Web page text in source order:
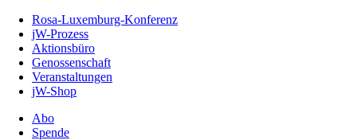
Inhalt
Seite
Rosa-Luxemburg-Konferenz
jW-Prozess
Aktionsbüro
Genossenschaft
Veranstaltungen
jW-Shop
Abo
Spende